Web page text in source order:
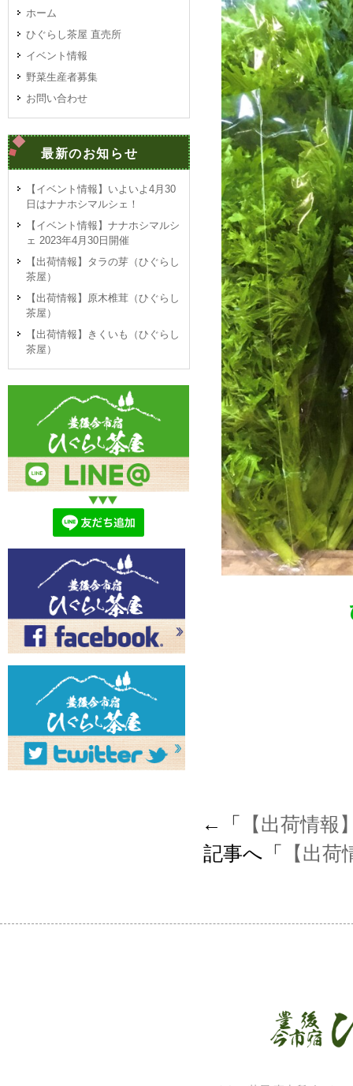
←「
【出荷情
記事へ「
【出
ホーム
ひぐらし茶屋 直売所
イベント情報
野菜生産者募集
お問い合わせ
最新のお知らせ
【イベント情報】いよいよ4月30
日はナナホシマルシェ！
【イベント情報】ナナホシマルシ
ェ 2023年4月30日開催
【出荷情報】タラの芽（ひぐらし
茶屋）
【出荷情報】原木椎茸（ひぐらし
茶屋）
【出荷情報】きくいも（ひぐらし
茶屋）